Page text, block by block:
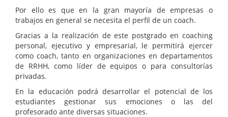
Por ello es que en la gran mayoría de empresas o
trabajos en general se necesita el perfil de un coach.
Gracias a la realización de este postgrado en coaching
personal, ejecutivo y empresarial, le permitirá ejercer
como coach, tanto en organizaciones en departamentos
de RRHH, como líder de equipos o para consultorías
privadas.
En la educación podrá desarrollar el potencial de los
estudiantes gestionar sus emociones o las del
profesorado ante diversas situaciones.